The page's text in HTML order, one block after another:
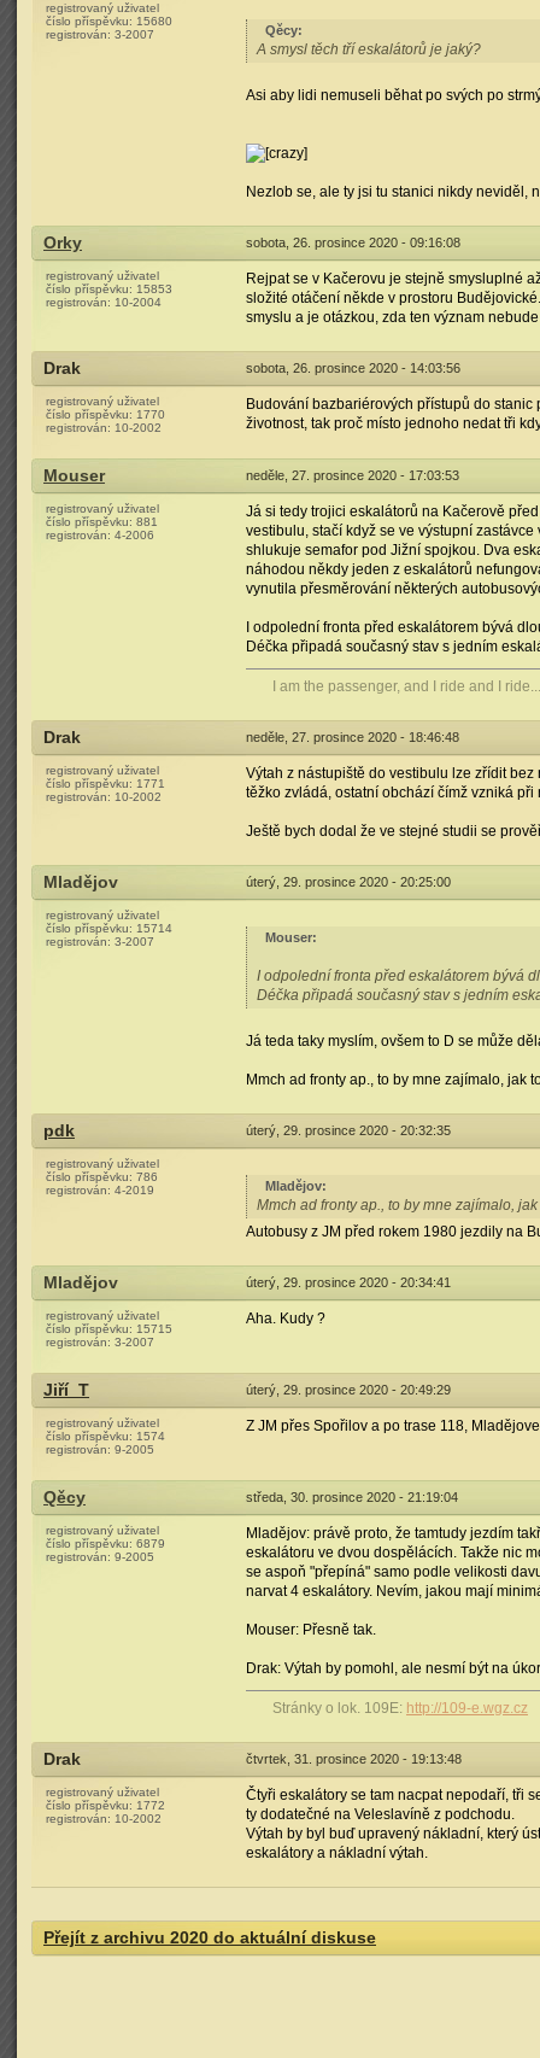
registrovaný uživatel
číslo příspěvku: 15680
registrován: 3-2007 Qěcy:
A smysl těch tří eskalátorů je jaký?
Asi aby lidi nemuseli běhat po svých po
Nezlob se, ale ty jsi tu stanici nikdy neviděl,
Orky sobota, 26. prosince 2020 - 09:16:08
registrovaný uživatel
číslo příspěvku: 15853
registrován: 10-2004
Rejpat se v Kačerovu je stejně smysluplné
složité otáčení někde v prostoru
smyslu a je otázkou, zda ten význam
Drak sobota, 26. prosince 2020 - 14:03:56
registrovaný uživatel
číslo příspěvku: 1770
registrován: 10-2002
Budování bazbariérových přístupů do
životnost, tak proč místo jednoho nedat tři
Mouser neděle, 27. prosince 2020 - 17:03:53
registrovaný uživatel
číslo příspěvku: 881
registrován: 4-2006
Já si tedy trojici eskalátorů na Kačerově
vestibulu, stačí když se ve výstupní
shlukuje semafor pod Jižní spojkou. Dva
náhodou někdy jeden z eskalátorů
vynutila přesměrování některých
I odpolední fronta před eskalátorem bývá
Déčka připadá současný stav s jedním
I am the passenger, and I ride and I ride...
Drak neděle, 27. prosince 2020 - 18:46:48
registrovaný uživatel
číslo příspěvku: 1771
registrován: 10-2002
Výtah z nástupiště do vestibulu lze zřídit
těžko zvládá, ostatní obchází čímž vzniká při
Ještě bych dodal že ve stejné studii se
Mladějov úterý, 29. prosince 2020 - 20:25:00
registrovaný uživatel
číslo příspěvku: 15714
registrován: 3-2007 Mouser:
I odpolední fronta před eskalátorem bývá
Déčka připadá současný stav s jedním
Já teda taky myslím, ovšem to D se může
Mmch ad fronty ap., to by mne zajímalo, jak
pdk úterý, 29. prosince 2020 - 20:32:35
registrovaný uživatel
číslo příspěvku: 786
registrován: 4-2019 Mladějov:
Mmch ad fronty ap., to by mne zajímalo,
Autobusy z JM před rokem 1980 jezdily na
Mladějov úterý, 29. prosince 2020 - 20:34:41
registrovaný uživatel
číslo příspěvku: 15715
registrován: 3-2007
Aha. Kudy ?
Jiří_T úterý, 29. prosince 2020 - 20:49:29
registrovaný uživatel
číslo příspěvku: 1574
registrován: 9-2005
Z JM přes Spořilov a po trase 118,
Qěcy středa, 30. prosince 2020 - 21:19:04
registrovaný uživatel
číslo příspěvku: 6879
registrován: 9-2005
Mladějov: právě proto, že tamtudy jezdím
eskalátoru ve dvou dospělácích. Takže nic
se aspoň "přepíná" samo podle velikosti
narvat 4 eskalátory. Nevím, jakou mají
Mouser: Přesně tak.
Drak: Výtah by pomohl, ale nesmí být na
Stránky o lok. 109E: http://109-e.wgz.cz
Drak čtvrtek, 31. prosince 2020 - 19:13:48
registrovaný uživatel
číslo příspěvku: 1772
registrován: 10-2002
Čtyři eskalátory se tam nacpat nepodaří, tři
ty dodatečné na Veleslavíně z podchodu.
Výtah by byl buď upravený nákladní, který
eskalátory a nákladní výtah.
Přejít z archivu 2020 do aktuální diskuse